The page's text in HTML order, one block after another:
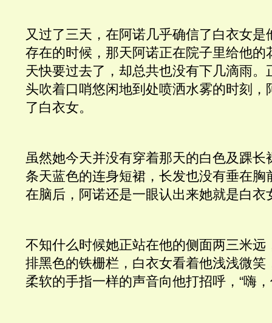
又过了三天，在阿诺几乎确信了白衣女是
存在的时候，那天阿诺正在院子里给他的
天快要过去了，却总共也没有下几滴雨。
头吹着口哨悠闲地到处喷洒水雾的时刻，
了白衣女。
虽然她今天并没有穿着那天的白色及踝长
条天蓝色的连身短裙，长发也没有垂在胸
在脑后，阿诺还是一眼认出来她就是白衣
不知什么时候她正站在他的侧面两三米远
排黑色的铁栅栏，白衣女看着他浅浅微笑
柔软的手指一样的声音向他打招呼，“嗨，